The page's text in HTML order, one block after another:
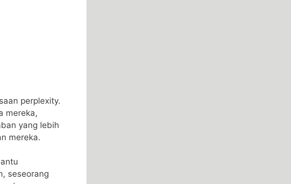
perplexity.
mereka,
yang lebih
mereka.
seseorang